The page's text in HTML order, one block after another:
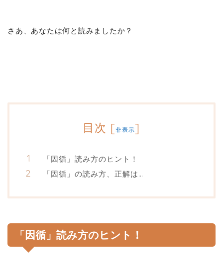
さあ、あなたは何と読みましたか？
目次 [非表示]
「因循」読み方のヒント！
「因循」の読み方、正解は…
「因循」読み方のヒント！